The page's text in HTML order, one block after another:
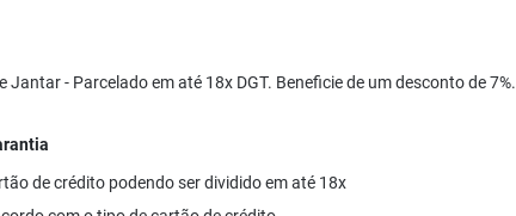
Jantar - Parcelado em até 18x DGT. Beneficie de um desconto de 7%.
de crédito podendo ser dividido em até 18x